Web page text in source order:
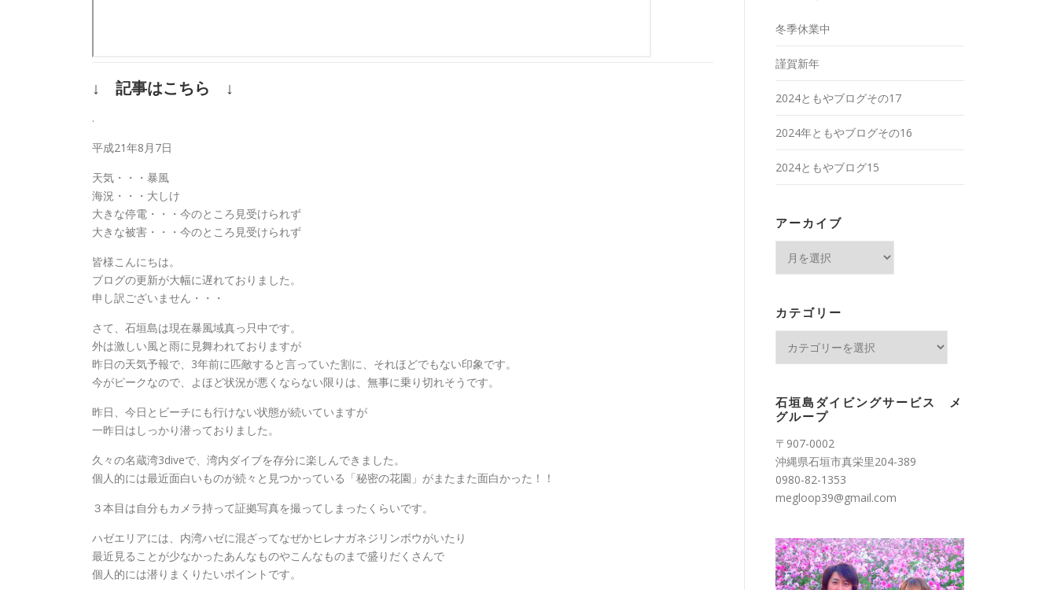
↓ 記事はこちら ↓
.
平成21年8月7日
天気・・・暴風
海況・・・大しけ
大きな停電・・・今のところ見受けられず
大きな被害・・・今のところ見受けられず
皆様こんにちは。
ブログの更新が大幅に遅れておりました。
申し訳ございません・・・
さて、石垣島は現在暴風域真っ只中です。
外は激しい風と雨に見舞われておりますが
昨日の天気予報で、3年前に匹敵すると言っていた割に、それほどでもない印象です。
今がピークなので、よほど状況が悪くならない限りは、無事に乗り切れそうです。
昨日、今日とビーチにも行けない状態が続いていますが
一昨日はしっかり潜っておりました。
久々の名蔵湾3diveで、湾内ダイブを存分に楽しんできました。
個人的には最近面白いものが続々と見つかっている「秘密の花園」がまたまた面白かった！！
３本目は自分もカメラ持って証拠写真を撮ってしまったくらいです。
ハゼエリアには、内湾ハゼに混ざってなぜかヒレナガネジリンボウがいたり
最近見ることが少なかったあんなものやこんなものまで盛りだくさんで
個人的には潜りまくりたいポイントです。
冬季休業中
謹賀新年
2024ともやブログその17
2024年ともやブログその16
2024ともやブログ15
アーカイブ
ブ
カテゴリー
ー
石垣島ダイビングサービス メ
グループ
〒907-0002
沖縄県石垣市真栄里204-389
0980-82-1353
megloop39@gmail.com